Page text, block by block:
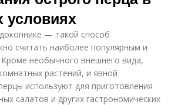
— такой способ
считать наиболее популярным и
необычного внешнего вида,
растений, и явной
используют для приготовления
салатов и других гастрономических